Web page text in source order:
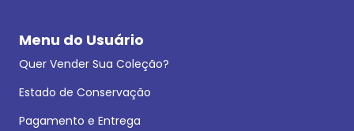
Menu do Usuário
Quer Vender Sua Coleção?
Estado de Conservação
Pagamento e Entrega